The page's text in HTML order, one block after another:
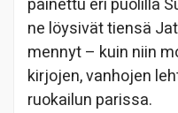
painettu eri puolilla
ne löysivät tiensä
mennyt – kuin niin
kirjojen, vanhojen
ruokailun parissa.